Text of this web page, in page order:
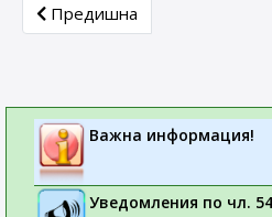
Previous article: Информация
Предишна
Важна информация!
Уведомления по чл.